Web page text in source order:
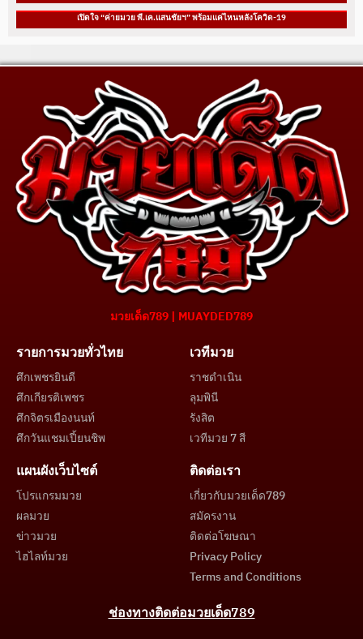
เปิดใจ “ค่ายมวย พี.เค.แสนชัยฯ” พร้อมแค่ไหนหลังโควิด-19
มวยเด็ด789 | MUAYDED789
รายการมวยทั่วไทย
ศึกเพชรยินดี
ศึกเกียรติเพชร
ศึกจิตรเมืองนนท์
ศึกวันแชมเปี้ยนชิพ
เวทีมวย
ราชดำเนิน
ลุมพินี
รังสิต
เวทีมวย 7 สี
แผนผังเว็บไซต์
โปรแกรมมวย
ผลมวย
ข่าวมวย
ไฮไลท์มวย
ติดต่อเรา
เกี่ยวกับมวยเด็ด789
สมัครงาน
ติดต่อโฆษณา
Privacy Policy
Terms and Conditions
ช่องทางติดต่อมวยเด็ด789